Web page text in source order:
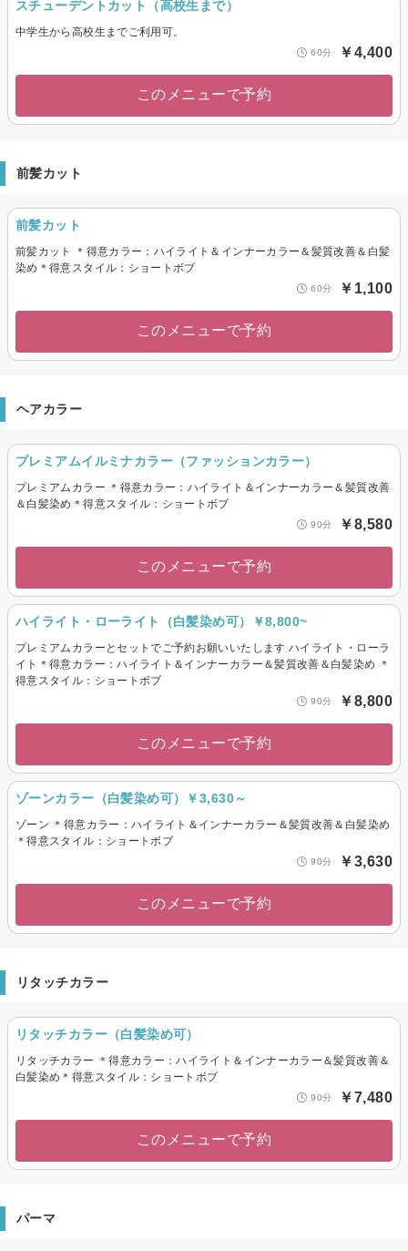
スチューデントカット（高校生まで）
中学生から高校生までご利用可。
60分 ￥4,400
このメニューで予約
前髪カット
前髪カット
前髪カット ＊得意カラー：ハイライト＆インナーカラー＆髪質改善＆白髪
染め＊得意スタイル：ショートボブ
60分 ￥1,100
このメニューで予約
ヘアカラー
プレミアムイルミナカラー（ファッションカラー）
プレミアムカラー ＊得意カラー：ハイライト＆インナーカラー＆髪質改善
＆白髪染め＊得意スタイル：ショートボブ
90分 ￥8,580
このメニューで予約
ハイライト・ローライト（白髪染め可）￥8,800~
プレミアムカラーとセットでご予約お願いいたします ハイライト・ローラ
イト＊得意カラー：ハイライト＆インナーカラー＆髪質改善＆白髪染め ＊
得意スタイル：ショートボブ
90分 ￥8,800
このメニューで予約
ゾーンカラー（白髪染め可）￥3,630～
ゾーン ＊得意カラー：ハイライト＆インナーカラー＆髪質改善＆白髪染め
＊得意スタイル：ショートボブ
90分 ￥3,630
このメニューで予約
リタッチカラー
リタッチカラー（白髪染め可）
リタッチカラー ＊得意カラー：ハイライト＆インナーカラー＆髪質改善＆
白髪染め＊得意スタイル：ショートボブ
90分 ￥7,480
このメニューで予約
パーマ